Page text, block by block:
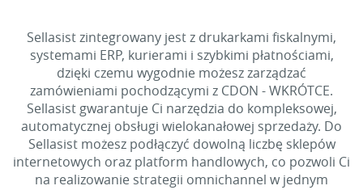
Sellasist zintegrowany jest z drukarkami fiskalnymi,
systemami ERP, kurierami i szybkimi płatnościami,
dzięki czemu wygodnie możesz zarządzać
zamówieniami pochodzącymi z CDON - WKRÓTCE.
Sellasist gwarantuje Ci narzędzia do kompleksowej,
automatycznej obsługi wielokanałowej sprzedaży. Do
Sellasist możesz podłączyć dowolną liczbę sklepów
internetowych oraz platform handlowych, co pozwoli Ci
na realizowanie strategii omnichannel w jednym